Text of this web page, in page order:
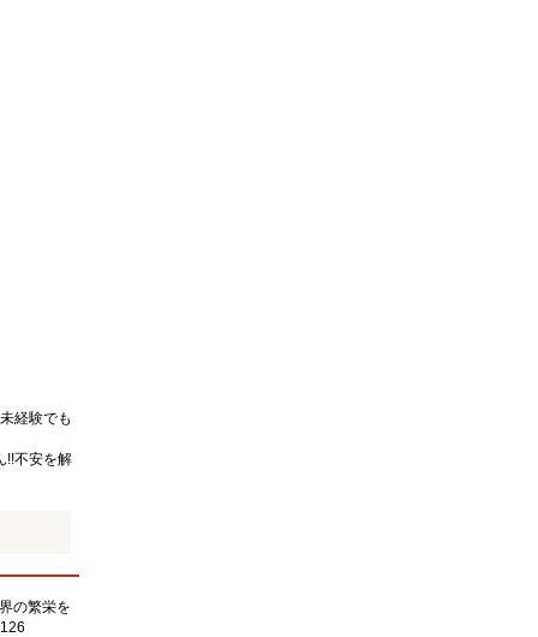
経験でも
!!不安を解
の繁栄を